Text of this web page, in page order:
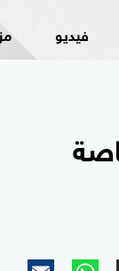
فيديو